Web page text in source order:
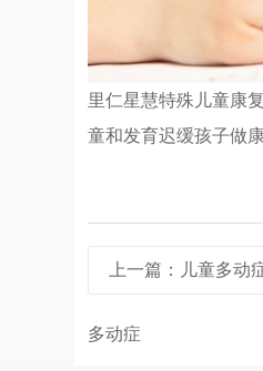
里仁星慧特殊儿童康
童和发育迟缓孩子做
上一篇： 儿童多动
多动症